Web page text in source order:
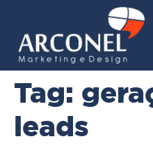
Tag:
leads